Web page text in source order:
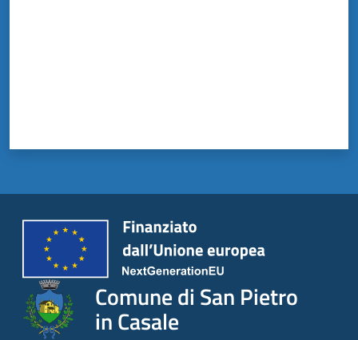
Tutti
argomenti...
Comune di San Pietro
in Casale